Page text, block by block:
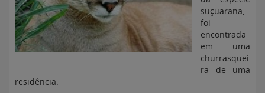
suçuarana,
foi
encontrada
em uma
churrasquei
ra de uma
residência.